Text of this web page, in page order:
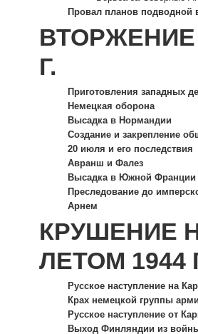
Провал планов подводной
ВТОРЖЕНИЕ
Г.
Приготовления западных
Немецкая оборона
Высадка в Нормандии
Создание и закрепление
20 июля и его последствия
Авранш и Фалез
Высадка в Южной Франции
Преследование до
Арнем
КРУШЕНИЕ
ЛЕТОМ 1944
Русское наступление на
Крах немецкой группы
Русское наступление от
Выход Финляндии из